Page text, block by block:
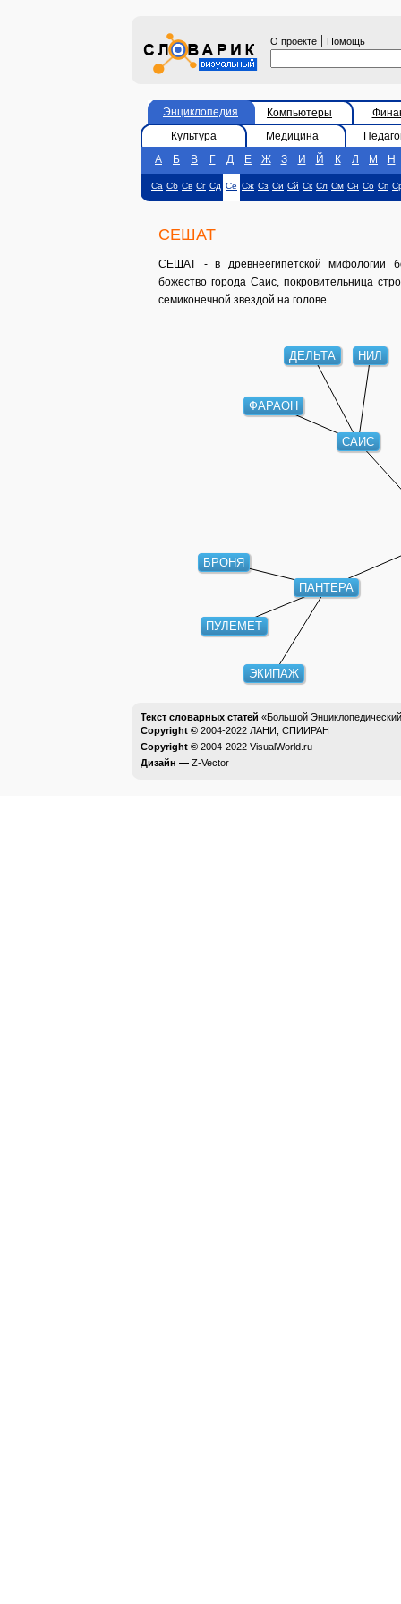
О проекте | Помощь
Энциклопедия Компьютеры
Культура
Медицина
А
Б В Г Д Е Ж З И Й К Л М Н
Са Сб Св Сг Сд Се Сж Сз Си Сй Ск Сл См Сн Со Сп
СЕШАТ
СЕШАТ - в древнеегипетской мифологии
божество города Саис, покровительница
семиконечной звездой на голове.
САИС
ПАНТЕРА
ФАРАОН
НИЛ
ДЕЛЬТА
БРОНЯ
ПУЛЕМЕТ
ЭКИПАЖ
Текст словарных статей «Большой
Copyright © 2004-2022 ЛАНИ, СПИИРАН
Copyright © 2004-2022 VisualWorld.ru
Дизайн — Z-Vector